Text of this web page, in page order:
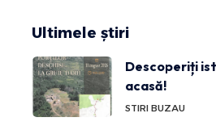
Ultimele știri
Descoperiți
acasă!
STIRI BUZAU